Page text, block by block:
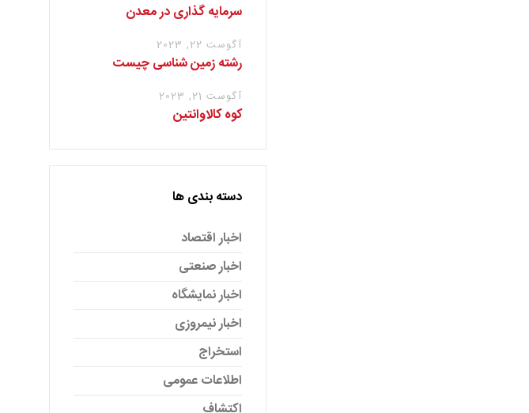
سرمایه گذاری در معدن
آگوست 22, 2023
رشته زمین شناسی چیست
آگوست 21, 2023
کوه کالاوانتین
دسته بندی ها
اخبار اقتصاد
اخبار صنعتی
اخبار نمایشگاه
اخبار نیمروزی
استخراج
اطلاعات عمومی